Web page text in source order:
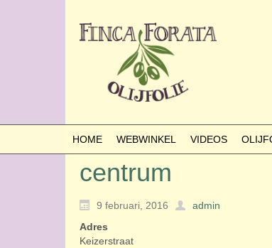
HOME WEBWINKEL VIDEOS
centrum
9 februari, 2016 admin
Adres
Keizerstraat